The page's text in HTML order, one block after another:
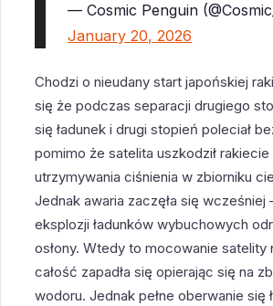
— Cosmic Penguin
January 20, 2026
Chodzi o nieudany start japońskiej
się że podczas separacji drugiego
się ładunek i drugi stopień poleciał
pomimo że satelita uszkodził rakiecie
utrzymywania ciśnienia w zbiorniku
Jednak awaria zaczęła się wcześniej
eksplozji ładunków wybuchowych
osłony. Wtedy to mocowanie satelity
całość zapadła się opierając się na
wodoru. Jednak pełne oberwanie się